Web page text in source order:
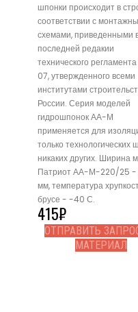
шпонки происходит в
соответствии с
схемами, приведенными
последней редакии
технического
07, утвержденного всеми
институтами
России. Серия моделей
гидрошпонок АА-М
применяется для
только технологических
никаких других. Ширина
Патриот АА-М-220/25 -
мм, температура
брусе - -40 С.
415₽
ОТПРАВИТЬ
МАТЕРИАЛ